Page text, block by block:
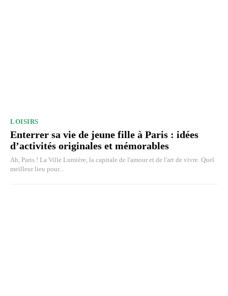
LOISIRS
Enterrer sa vie de jeune fille à Paris : idées
d’activités originales et mémorables
Ah, Paris ! La Ville Lumière, la capitale de l'amour et de l'art de vivre. Quel
meilleur lieu pour...